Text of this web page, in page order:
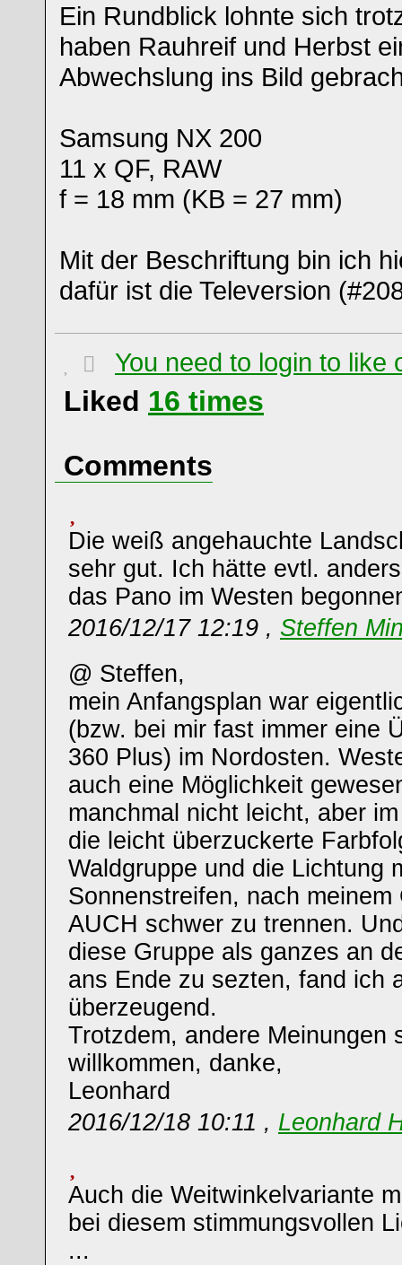
Ein Rundblick lohnte sich
haben Rauhreif und Herbst
Abwechslung ins Bild
Samsung NX 200
11 x QF, RAW
f = 18 mm (KB = 27 mm)
Mit der Beschriftung bin ich
dafür ist die Televersion
You need to login to like
Liked 16 times
Comments
Die weiß angehauchte
sehr gut. Ich hätte evtl.
das Pano im Westen
2016/12/17 12:19 , Steffen
@ Steffen,
mein Anfangsplan war
(bzw. bei mir fast immer eine
360 Plus) im Nordosten.
auch eine Möglichkeit
manchmal nicht leicht, aber
die leicht überzuckerte
Waldgruppe und die Lichtung
Sonnenstreifen, nach meinem
AUCH schwer zu trennen.
diese Gruppe als ganzes an
ans Ende zu sezten, fand ich
überzeugend.
Trotzdem, andere Meinungen
willkommen, danke,
Leonhard
2016/12/18 10:11 , Leonhard
Auch die Weitwinkelvariante
bei diesem stimmungsvollen
...